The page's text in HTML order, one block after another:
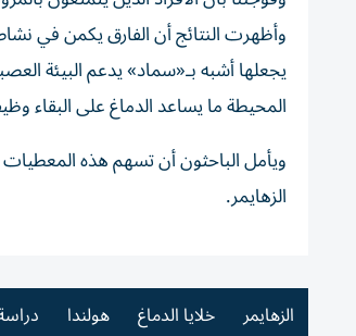
وأظهرت النتائج أن الفارق يكمن في
يجعلها أشبه بـ«سماد» يدعم البيئة
المحيطة ما يساعد الدماغ على البقاء
ويأمل الباحثون أن تسهم هذه
الزهايمر.
الزهايمر خلايا الدماغ هولندا